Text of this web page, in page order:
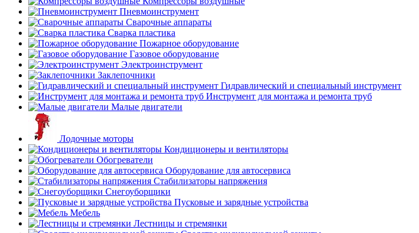
Пневмоинструмент
Сварочные аппараты
Сварка пластика
Пожарное оборудование
Газовое оборудование
Электроинструмент
Заклепочники
Гидравлический и специальный инструмент
Инструмент для монтажа и ремонта труб
Малые двигатели
Лодочные моторы
Кондиционеры и вентиляторы
Обогреватели
Оборудование для автосервиса
Стабилизаторы напряжения
Снегоуборщики
Пусковые и зарядные устройства
Мебель
Лестницы и стремянки